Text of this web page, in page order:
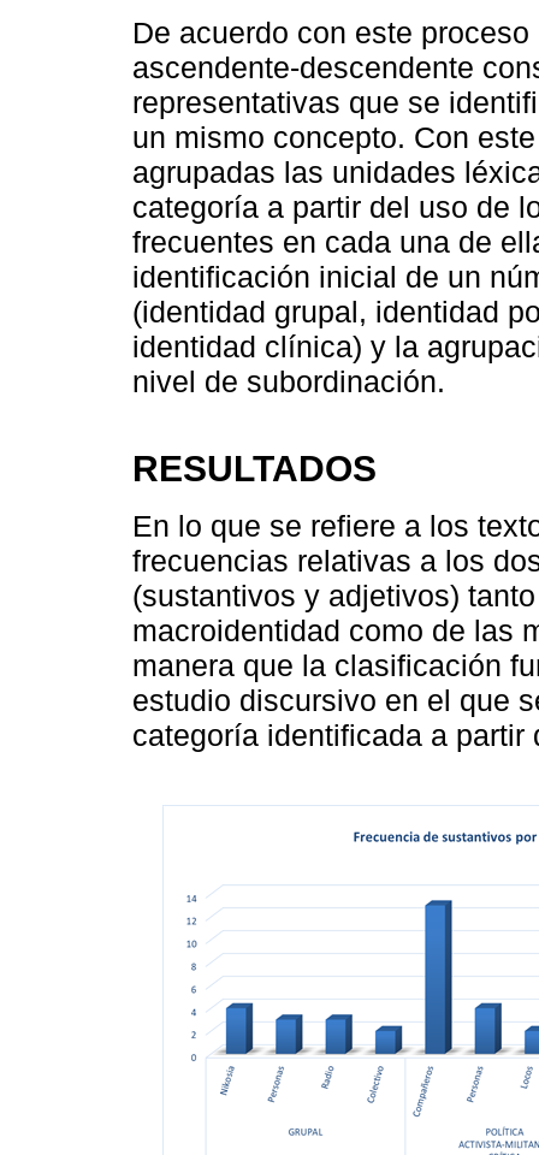
De acuerdo con este
ascendente-descendente
representativas que se
un mismo concepto. Con
agrupadas las unidades
categoría a partir del uso de
frecuentes en cada una de
identificación inicial de un
(identidad grupal, identidad
identidad clínica) y la
nivel de subordinación.
RESULTADOS
En lo que se refiere a los
frecuencias relativas a los
(sustantivos y adjetivos)
macroidentidad como de las
manera que la clasificación
estudio discursivo en el que
categoría identificada a partir